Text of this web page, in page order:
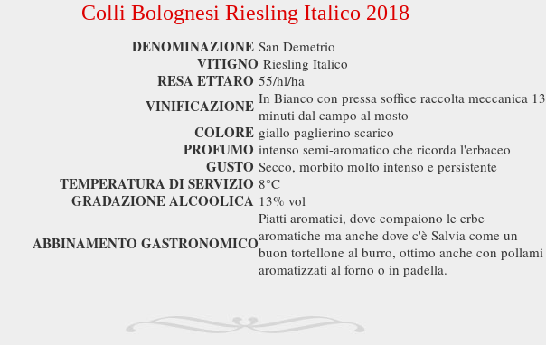
Colli Bolognesi Riesling Italico 2018
DENOMINAZIONE San Demetrio
VITIGNO Riesling Italico
RESA ETTARO 55/hl/ha
VINIFICAZIONE In Bianco con pressa soffice raccolta meccanica 13
minuti dal campo al mosto
COLORE giallo paglierino scarico
PROFUMO intenso semi-aromatico che ricorda l'erbaceo
GUSTO Secco, morbito molto intenso e persistente
TEMPERATURA DI SERVIZIO 8°C
GRADAZIONE ALCOOLICA 13% vol
ABBINAMENTO GASTRONOMICO
Piatti aromatici, dove compaiono le erbe
aromatiche ma anche dove c'è Salvia come un
buon tortellone al burro, ottimo anche con pollami
aromatizzati al forno o in padella.